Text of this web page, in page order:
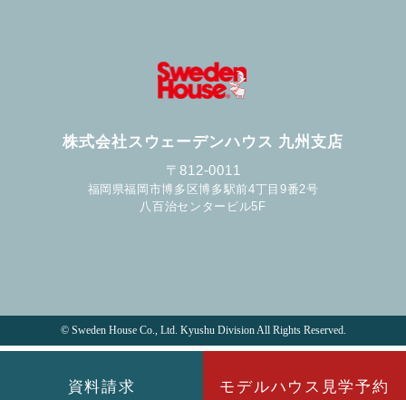
資料請求 モデルハウス見学予約
株式会社スウェーデンハウス 九州支店
〒812-0011
福岡県福岡市博多区博多駅前4丁目9番2号
八百治センタービル5F
© Sweden House Co., Ltd. Kyushu Division All Rights Reserved.